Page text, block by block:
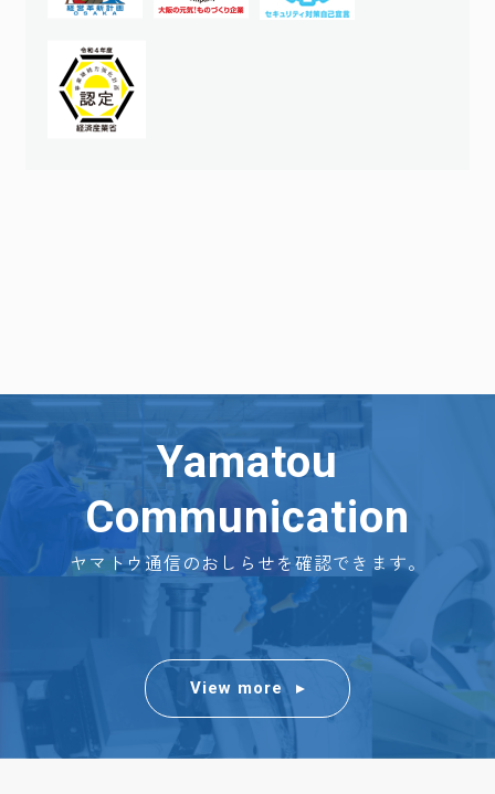
Yamatou
Communication
ヤマトウ通信のおしらせを確認できます。
View more